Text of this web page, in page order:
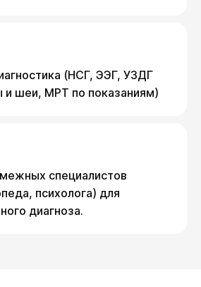
(НСГ, ЭЭГ, УЗДГ
и шеи, МРТ по показаниям)
специалистов
психолога) для
диагноза.